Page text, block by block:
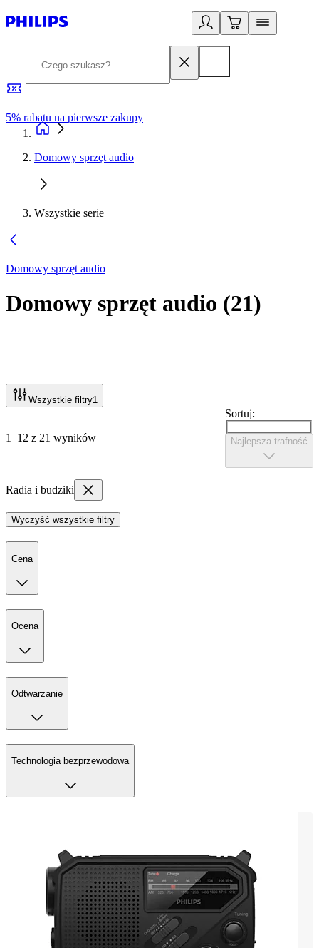
5% rabatu na pierwsze zakupy
Domowy sprzęt audio
Wszystkie serie
Domowy sprzęt audio
Domowy sprzęt audio (21)
Wszystkie filtry1
1–12 z 21 wyników
Sortuj:
Najlepsza trafność
Radia i budziki
Wyczyść wszystkie filtry
Cena
Ocena
Odtwarzanie
Technologia bezprzewodowa